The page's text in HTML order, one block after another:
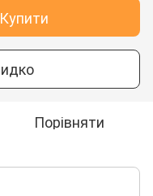
Купити
Порівняти